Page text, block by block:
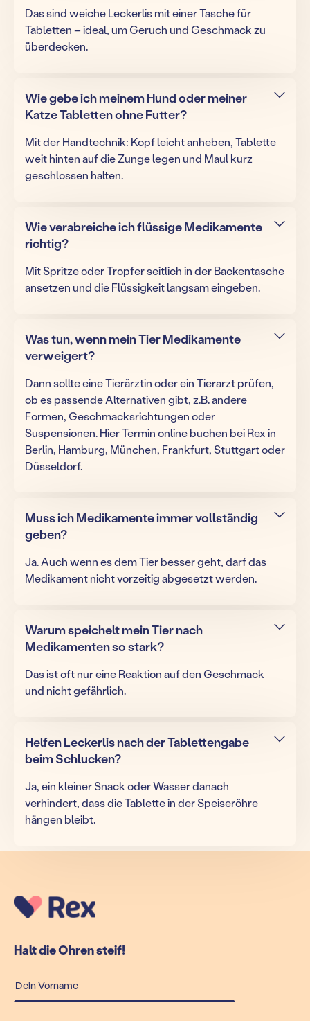
Das sind weiche Leckerlis mit einer Tasche für
Tabletten – ideal, um Geruch und Geschmack zu
überdecken.
Wie gebe ich meinem Hund oder meiner
Katze Tabletten ohne Futter?
Mit der Handtechnik: Kopf leicht anheben, Tablette
weit hinten auf die Zunge legen und Maul kurz
geschlossen halten.
Wie verabreiche ich flüssige Medikamente
richtig?
Mit Spritze oder Tropfer seitlich in der Backentasche
ansetzen und die Flüssigkeit langsam eingeben.
Was tun, wenn mein Tier Medikamente
verweigert?
Dann sollte eine Tierärztin oder ein Tierarzt prüfen,
ob es passende Alternativen gibt, z.B. andere
Formen, Geschmacksrichtungen oder
Suspensionen.Hier Termin online buchen bei Rexin
Berlin, Hamburg, München, Frankfurt, Stuttgart oder
Düsseldorf.
Muss ich Medikamente immer vollständig
geben?
Ja. Auch wenn es dem Tier besser geht, darf das
Medikament nicht vorzeitig abgesetzt werden.
Warum speichelt mein Tier nach
Medikamenten so stark?
Das ist oft nur eine Reaktion auf den Geschmack
und nicht gefährlich.
Helfen Leckerlis nach der Tablettengabe
beim Schlucken?
Ja, ein kleiner Snack oder Wasser danach
verhindert, dass die Tablette in der Speiseröhre
hängen bleibt.
Halt die Ohren steif!